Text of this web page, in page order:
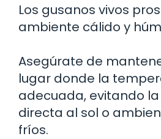
Los gusanos vivos
ambiente cálido y
Asegúrate de
lugar donde la
adecuada, evitando
directa al sol o
fríos.